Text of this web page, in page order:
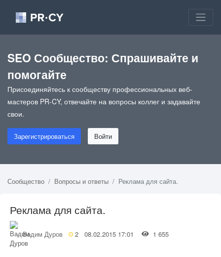
SEO Сообщество: Спрашивайте и
помогайте
Присоединяйтесь к сообществу профессиональных веб-
мастеров PR-CY, отвечайте на вопросы коллег и задавайте
свои.
Зарегистрироваться Войти
Сообщество Вопросы и ответы Реклама для сайта.
Реклама для сайта.
Вадим Дуров 2 08.02.2015 17:01 1 655